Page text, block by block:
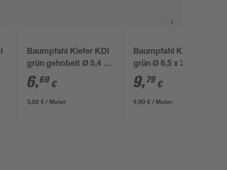
Baumpfahl Kiefer KDI
grün gehobelt Ø 5,4 x
175 cm
6,69 €
3,82 € / Meter
Baumpfahl Kiefer KDI
grün Ø 6,5 x 200 cm
9,79 €
4,90 € / Meter